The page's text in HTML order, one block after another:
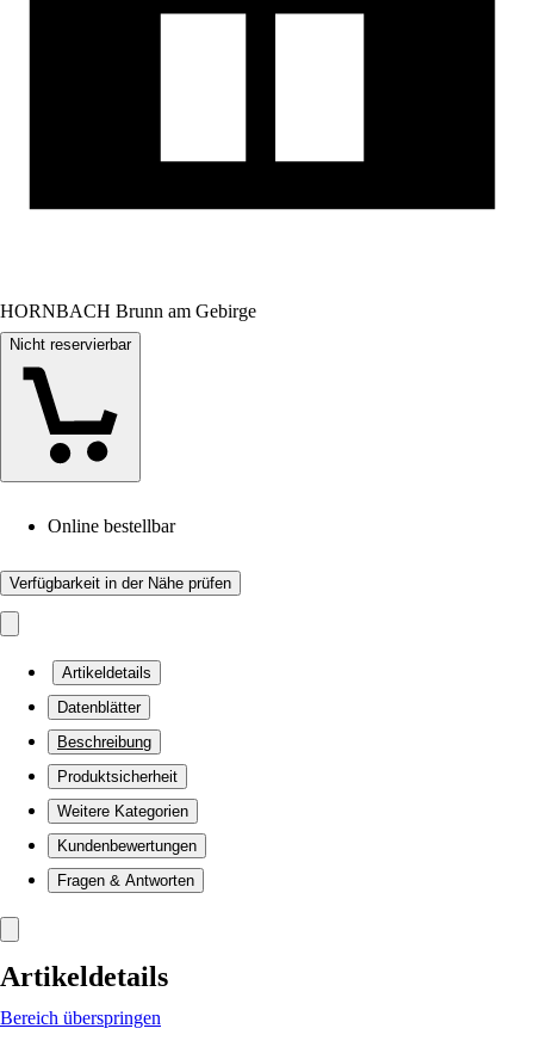
HORNBACH Brunn am Gebirge
Nicht reservierbar
Online bestellbar
Verfügbarkeit in der Nähe prüfen
Artikeldetails
Datenblätter
Beschreibung
Produktsicherheit
Weitere Kategorien
Kundenbewertungen
Fragen & Antworten
Artikeldetails
Bereich überspringen